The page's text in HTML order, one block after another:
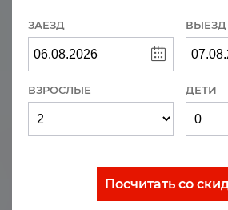
ЗАЕЗД ВЫЕЗД
ВЗРОСЛЫЕ ДЕТИ
Посчитать со